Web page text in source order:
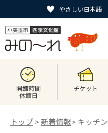
やさしい日本語
開館時間
休館日
チケット
トップ> 新着情報> キッチ